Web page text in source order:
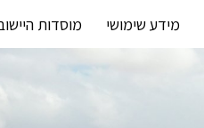
מידע שימושי מוסדות